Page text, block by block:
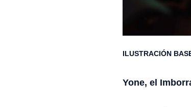
ILUSTRACIÓN
Yone, el